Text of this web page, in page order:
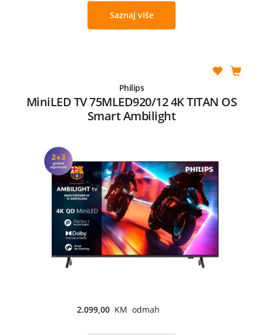
Saznaj više
Philips
MiniLED TV 75MLED920/12 4K TITAN OS
Smart Ambilight
2.099,00 KM odmah